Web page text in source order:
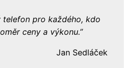
telefon pro každého, kdo
ceny a výkonu.
Jan Sedláček